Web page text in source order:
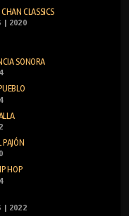
CLASSICS
| 2020
SONORA
HOP
| 2022